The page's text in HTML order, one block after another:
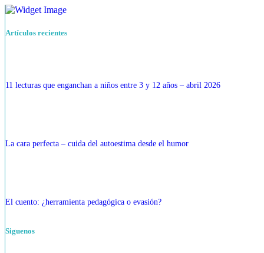
Artículos recientes
11 lecturas que enganchan a niños entre 3 y 12 años – abril 2026
La cara perfecta – cuida del autoestima desde el humor
El cuento: ¿herramienta pedagógica o evasión?
Siguenos